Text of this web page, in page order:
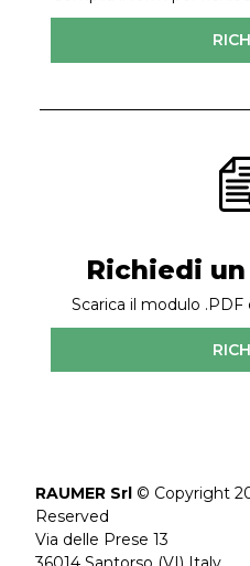
Richiedi
Scarica il modulo
RAUMER Srl © Copyright
Reserved
Via delle Prese 13